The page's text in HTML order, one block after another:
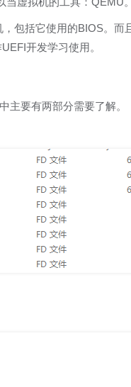
包括它使用的BIOS。而
开发学习使用。
主要有两部分需要了解。